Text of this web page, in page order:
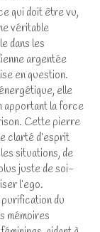
qui doit être vu,
véritable
dans les
argentée
en question.
elle
apportant la force
Cette pierre
clarté d’esprit
situations, de
juste de soi-
l’ego.
purification du
mémoires